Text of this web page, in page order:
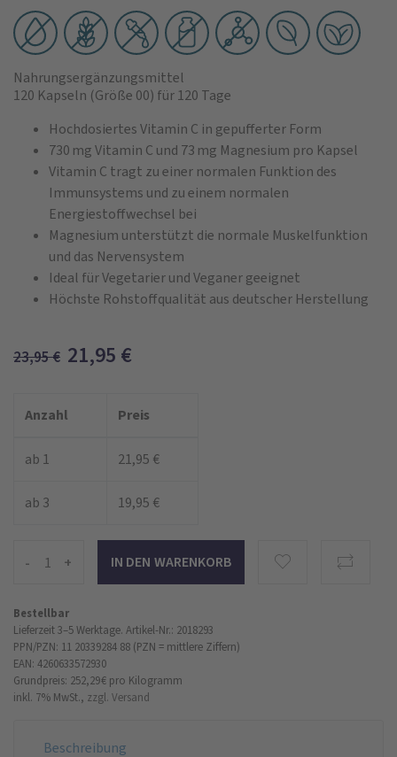
Nahrungsergänzungsmittel
120 Kapseln (Größe 00) für 120 Tage
Hochdosiertes Vitamin C in gepufferter Form
730 mg Vitamin C und 73 mg Magnesium pro Kapsel
Vitamin C tragt zu einer normalen Funktion des
Immunsystems und zu einem normalen
Energiestoffwechsel bei
Magnesium unterstützt die normale Muskelfunktion
und das Nervensystem
Ideal für Vegetarier und Veganer geeignet
Höchste Rohstoffqualität aus deutscher Herstellung
23,95€ 21,95 €
Anzahl Preis
ab 1 21,95 €
ab 3 19,95 €
- +
Bestellbar
Lieferzeit 3–5 Werktage. Artikel-Nr.: 2018293
PPN/PZN: 11 20339284 88 (PZN = mittlere Ziffern)
EAN: 4260633572930
Grundpreis: 252,29 € pro Kilogramm
inkl. 7% MwSt., zzgl. Versand
Beschreibung